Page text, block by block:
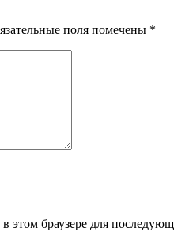
поля помечены *
этом браузере для